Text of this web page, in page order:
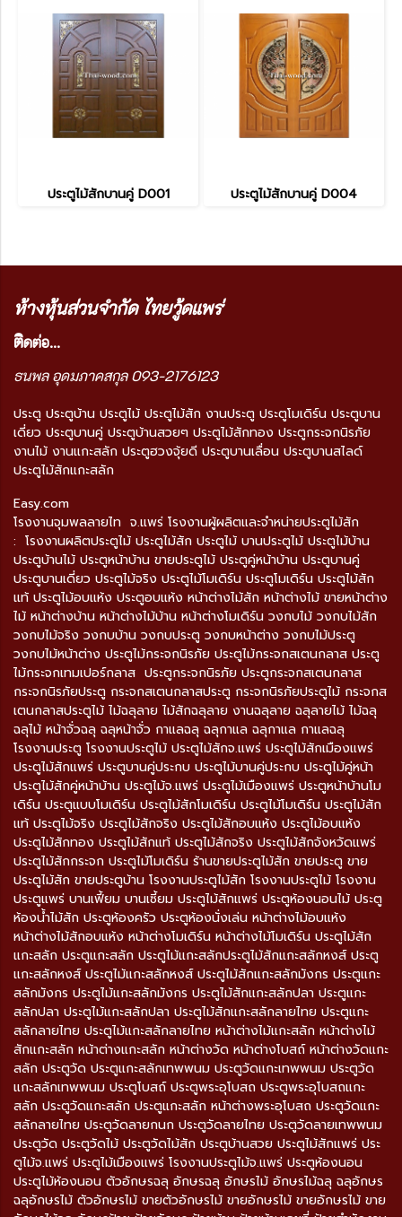
ประตูไม้สักบานคู่ D001 ประตูไม้สักบานคู่ D004
ห้างหุ้นส่วนจำกัด ไทยวู้ดแพร่
ติดต่อ...
ธนพล อุดมภาคสกุล 093-2176123
ประตู ประตูบ้าน ประตูไม้ ประตูไม้สัก งานประตู ประตูโมเดิร์น ประตูบาน
เดี่ยว ประตูบานคู่ ประตูบ้านสวยๆ ประตูไม้สักทอง ประตูกระจกนิรภัย
งานไม้ งานแกะสลัก ประตูฮวงจุ้ยดี ประตูบานเลื่อน ประตูบานสไลด์
ประตูไม้สักแกะสลัก
Easy.com
โรงงานจุมพลลายไท จ.แพร่ โรงงานผู้ผลิตและจำหน่ายประตูไม้สัก
: โรงงานผลิตประตูไม้ ประตูไม้สัก ประตูไม้ บานประตูไม้ ประตูไม้บ้าน
ประตูบ้านไม้ ประตูหน้าบ้าน ขายประตูไม้ ประตูคู่หน้าบ้าน ประตูบานคู่
ประตูบานเดี่ยว ประตูไม้จริง ประตูไม้โมเดิร์น ประตูโมเดิร์น ประตูไม้สัก
แท้ ประตูไม้อบแห้ง ประตูอบแห้ง หน้าต่างไม้สัก หน้าต่างไม้ ขายหน้าต่าง
ไม้ หน้าต่างบ้าน หน้าต่างไม้บ้าน หน้าต่างโมเดิร์น วงกบไม้ วงกบไม้สัก
วงกบไม้จริง วงกบบ้าน วงกบประตู วงกบหน้าต่าง วงกบไม้ประตู
วงกบไม้หน้าต่าง ประตูไม้กระจกนิรภัย ประตูไม้กระจกสเตนกลาส ประตู
ไม้กระจกเทมเปอร์กลาส ประตูกระจกนิรภัย ประตูกระจกสเตนกลาส
กระจกนิรภัยประตู กระจกสเตนกลาสประตู กระจกนิรภัยประตูไม้ กระจกส
เตนกลาสประตูไม้ ไม้ฉลุลาย ไม้สักฉลุลาย งานฉลุลาย ฉลุลายไม้ ไม้ฉลุ
ฉลุไม้ หน้าจั่วฉลุ ฉลุหน้าจั่ว กาแลฉลุ ฉลุกาแล ฉลุกาแล กาแลฉลุ
โรงงานประตู โรงงานประตูไม้ ประตูไม้สักจ.แพร่ ประตูไม้สักเมืองแพร่
ประตูไม้สักแพร่ ประตูบานคู่ประกบ ประตูไม้บานคู่ประกบ ประตูไม้คู่หน้า
ประตูไม้สักคู่หน้าบ้าน ประตูไม้จ.แพร่ ประตูไม้เมืองแพร่ ประตูหน้าบ้านโม
เดิร์น ประตูแบบโมเดิร์น ประตูไม้สักโมเดิร์น ประตูไม้โมเดิร์น ประตูไม้สัก
แท้ ประตูไม้จริง ประตูไม้สักจริง ประตูไม้สักอบแห้ง ประตูไม้อบแห้ง
ประตูไม้สักทอง ประตูไม้สักแท้ ประตูไม้สักจริง ประตูไม้สักจังหวัดแพร่
ประตูไม้สักกระจก ประตูไม้โมเดิร์น ร้านขายประตูไม้สัก ขายประตู ขาย
ประตูไม้สัก ขายประตูบ้าน โรงงานประตูไม้สัก โรงงานประตูไม้ โรงงาน
ประตูแพร่ บานเฟี้ยม บานเซี้ยม ประตูไม้สักแพร่ ประตูห้องนอนไม้ ประตู
ห้องน้ำไม้สัก ประตูห้องครัว ประตูห้องนั่งเล่น หน้าต่างไม้อบแห้ง
หน้าต่างไม้สักอบแห้ง หน้าต่างโมเดิร์น หน้าต่างไม้โมเดิร์น ประตูไม้สัก
แกะสลัก ประตูแกะสลัก ประตูไม้แกะสลักประตูไม้สักแกะสลักหงส์ ประตู
แกะสลักหงส์ ประตูไม้แกะสลักหงส์ ประตูไม้สักแกะสลักมังกร ประตูแกะ
สลักมังกร ประตูไม้แกะสลักมังกร ประตูไม้สักแกะสลักปลา ประตูแกะ
สลักปลา ประตูไม้แกะสลักปลา ประตูไม้สักแกะสลักลายไทย ประตูแกะ
สลักลายไทย ประตูไม้แกะสลักลายไทย หน้าต่างไม้แกะสลัก หน้าต่างไม้
สักแกะสลัก หน้าต่างแกะสลัก หน้าต่างวัด หน้าต่างโบสถ์ หน้าต่างวัดแกะ
สลัก ประตูวัด ประตูแกะสลักเทพพนม ประตูวัดแกะเทพพนม ประตูวัด
แกะสลักเทพพนม ประตูโบสถ์ ประตูพระอุโบสถ ประตูพระอุโบสถแกะ
สลัก ประตูวัดแกะสลัก ประตูแกะสลัก หน้าต่างพระอุโบสถ ประตูวัดแกะ
สลักลายไทย ประตูวัดลายกนก ประตูวัดลายไทย ประตูวัดลายเทพพนม
ประตูวัด ประตูวัดไม้ ประตูวัดไม้สัก ประตูบ้านสวย ประตูไม้สักแพร่ ประ
ตูไม้จ.แพร่ ประตูไม้เมืองแพร่ โรงงานประตูไม้จ.แพร่ ประตูห้องนอน
ประตูไม้ห้องนอน ตัวอักษรฉลุ อักษรฉลุ อักษรไม้ อักษรไม้ฉลุ ฉลุอักษร
ฉลุอักษรไม้ ตัวอักษรไม้ ขายตัวอักษรไม้ ขายอักษรไม้ ขายอักษรไม้ ขาย